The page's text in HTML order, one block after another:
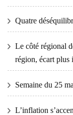
Quatre
Le côté régional
région, écart plus
Semaine du 25
L’inflation